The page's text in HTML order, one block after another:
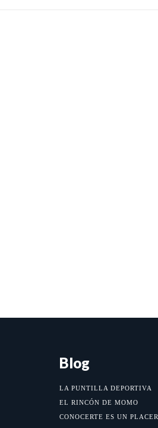
Blog
LA PUNTILLA DEPORTIVA
EL RINCÓN DE MOMO
CONOCERTE ES UN PLACER